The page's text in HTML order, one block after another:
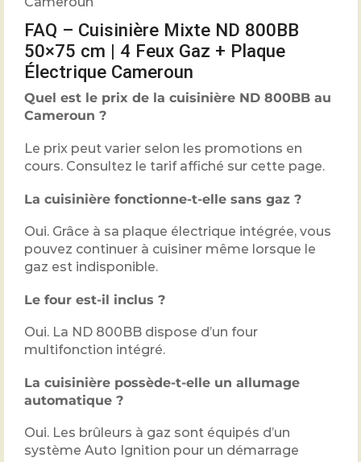
FAQ – Cuisinière Mixte ND 800BB
50×75 cm | 4 Feux Gaz + Plaque
Électrique Cameroun
Quel est le prix de la cuisinière ND 800BB au
Cameroun ?
Le prix peut varier selon les promotions en
cours. Consultez le tarif affiché sur cette page.
La cuisinière fonctionne-t-elle sans gaz ?
Oui. Grâce à sa plaque électrique intégrée, vous
pouvez continuer à cuisiner même lorsque le
gaz est indisponible.
Le four est-il inclus ?
Oui. La ND 800BB dispose d’un four
multifonction intégré.
La cuisinière possède-t-elle un allumage
automatique ?
Oui. Les brûleurs à gaz sont équipés d’un
système Auto Ignition pour un démarrage